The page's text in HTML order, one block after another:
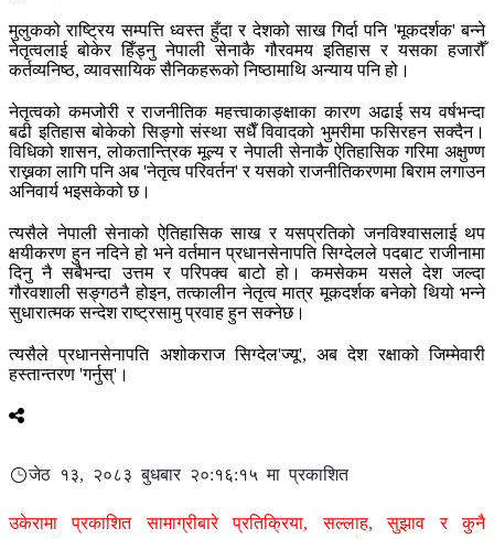
मुलुकको राष्ट्रिय सम्पत्ति ध्वस्त हुँदा र देशको साख गिर्दा पनि 'मूकदर्शक' बन्ने
नेतृत्वलाई बोकेर हिँड्नु नेपाली सेनाकै गौरवमय इतिहास र यसका हजारौँ
कर्तव्यनिष्ठ, व्यावसायिक सैनिकहरूको निष्ठामाथि अन्याय पनि हो।
नेतृत्वको कमजोरी र राजनीतिक महत्त्वाकाङ्क्षाका कारण अढाई सय वर्षभन्दा
बढी इतिहास बोकेको सिङ्गो संस्था सधैँ विवादको भुमरीमा फसिरहन सक्दैन।
विधिको शासन, लोकतान्त्रिक मूल्य र नेपाली सेनाकै ऐतिहासिक गरिमा अक्षुण्ण
राख्नका लागि पनि अब 'नेतृत्व परिवर्तन' र यसको राजनीतिकरणमा बिराम लगाउन
अनिवार्य भइसकेको छ।
त्यसैले नेपाली सेनाको ऐतिहासिक साख र यसप्रतिको जनविश्वासलाई थप
क्षयीकरण हुन नदिने हो भने वर्तमान प्रधानसेनापति सिग्देलले पदबाट राजीनामा
दिनु नै सबैभन्दा उत्तम र परिपक्व बाटो हो। कमसेकम यसले देश जल्दा
गौरवशाली सङ्गठनै होइन, तत्कालीन नेतृत्व मात्र मूकदर्शक बनेको थियो भन्ने
सुधारात्मक सन्देश राष्ट्रसामु प्रवाह हुन सक्नेछ।
त्यसैले प्रधानसेनापति अशोकराज सिग्देल'ज्यू', अब देश रक्षाको जिम्मेवारी
हस्तान्तरण 'गर्नुस्'।
जेठ १३, २०८३ बुधबार २०:१६:१५ मा प्रकाशित
उकेरामा प्रकाशित सामाग्रीबारे प्रतिक्रिया, सल्लाह, सुझाव र कुनै